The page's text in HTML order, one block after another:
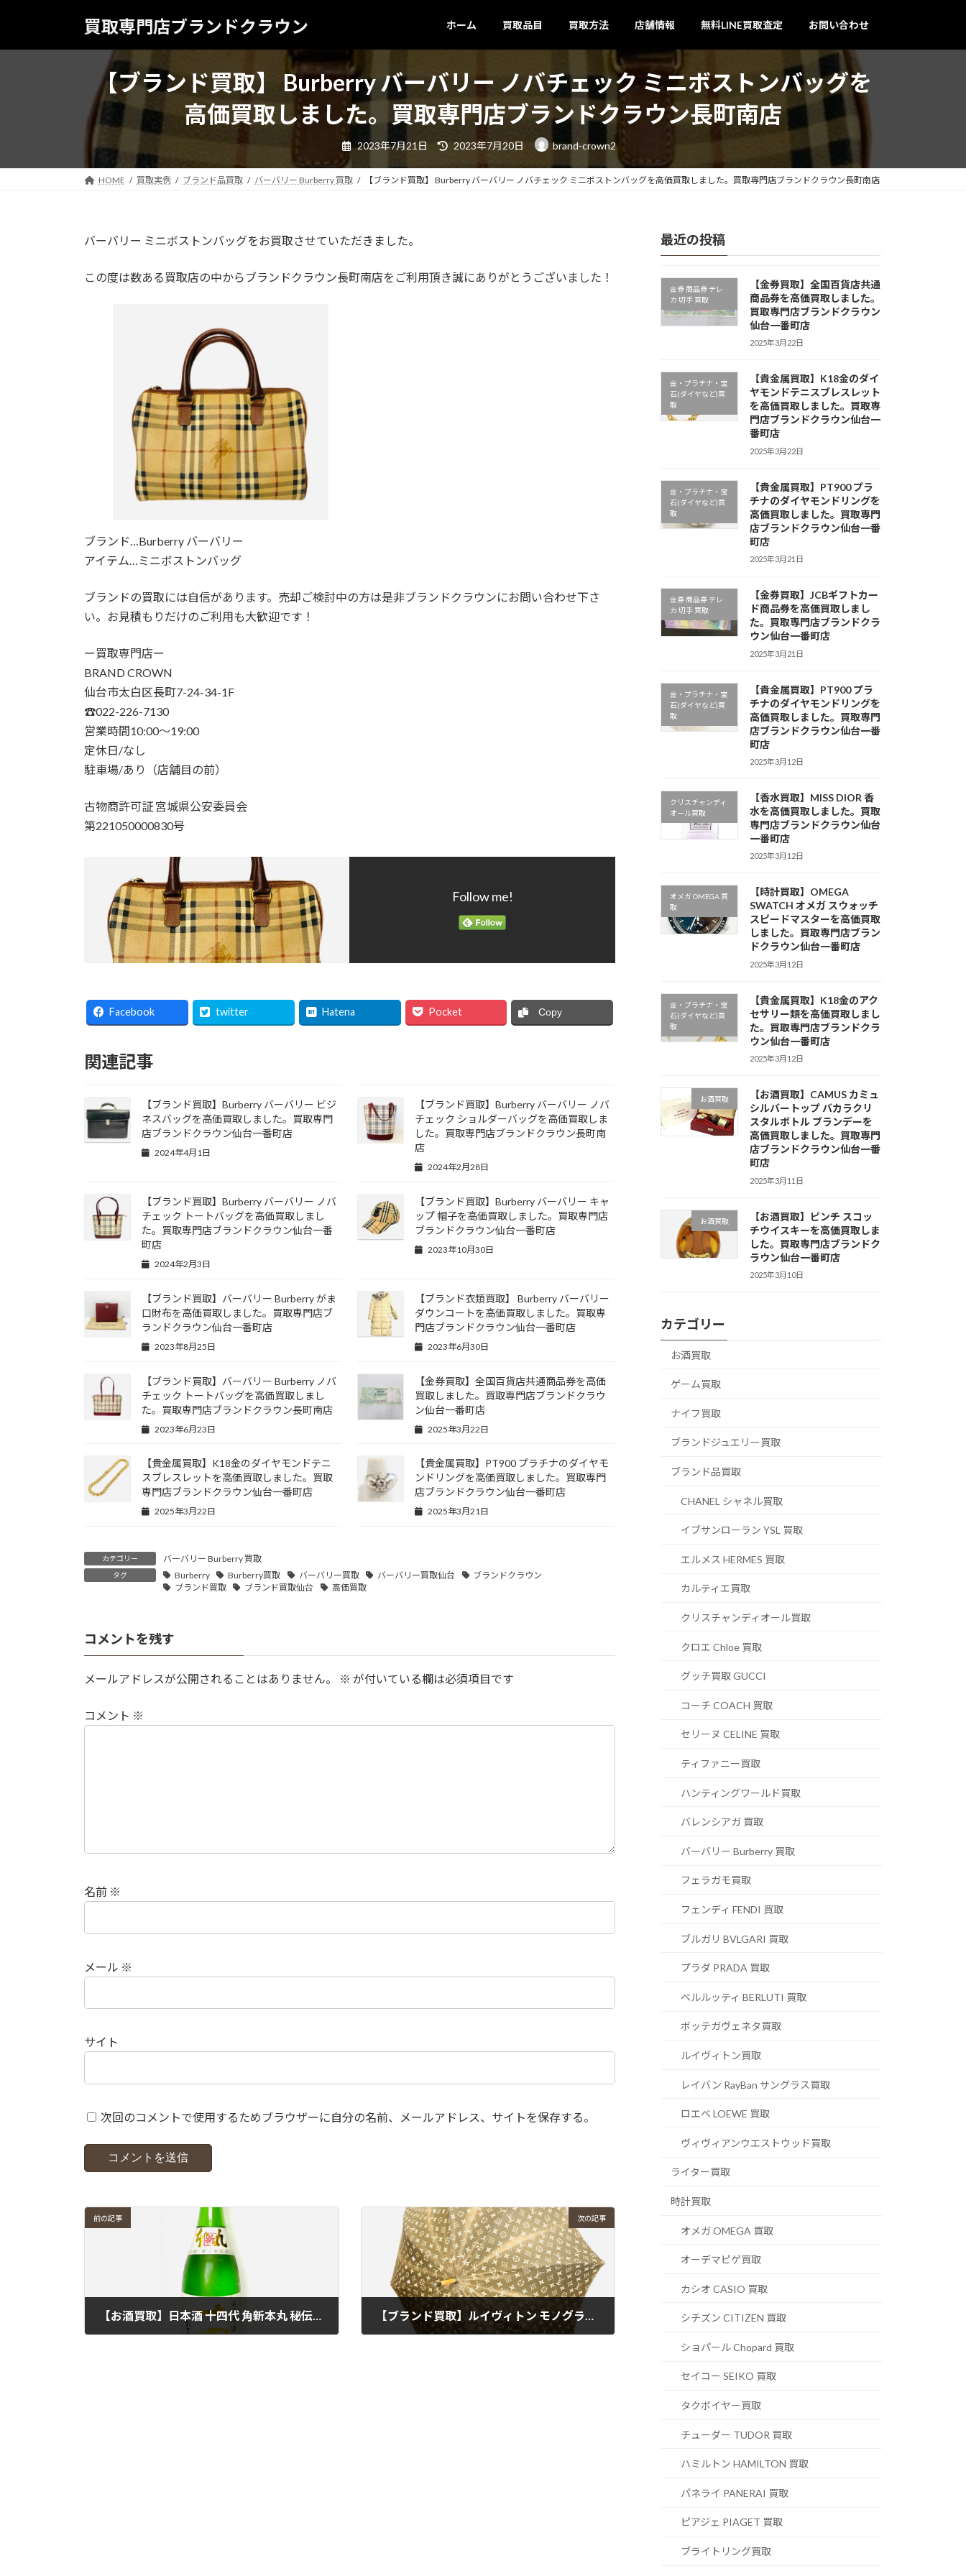
買取専門店ブランドクラウン ホーム 買取品目 買取方法 店舗情報 無料LINE買取査定 お問い合わせ
【ブランド買取】 Burberry バーバリー ノバチェック ミニボストンバッグを
高価買取しました。買取専門店ブランドクラウン長町南店
2023年7月21日
最
終
新
日
2023年7月20日 brand-crown2
HOME 買取実例 ブランド品買取 バーバリー Burberry 買取 【ブランド買取】 Burberry バーバリー ノバチェック ミニボストンバッグを高価買取しました。買取専門店ブランドクラウン長町南店
バーバリー ミニボストンバッグをお買取させていただきました。
この度は数ある買取店の中からブランドクラウン長町南店をご利用頂き誠にありがとうございました！
ブランド…Burberry バーバリー
アイテム…ミニボストンバッグ
ブランドの買取には自信があります。売却ご検討中の方は是非ブランドクラウンにお問い合わせ下さ
い。お見積もりだけのご利用も大歓迎です！
ー買取専門店ー
BRAND CROWN
仙台市太白区長町7-24-34-1F
☎︎022-226-7130
営業時間10:00〜19:00
定休日/なし
駐車場/あり（店舗目の前）
古物商許可証 宮城県公安委員会
第221050000830号
Follow me!
Facebook twitter Hatena Pocket Copy
関連記事
【ブランド買取】Burberry バーバリー ビジ
ネスバッグを高価買取しました。買取専門
店ブランドクラウン仙台一番町店
2024年4月1日
【ブランド買取】Burberry バーバリー ノバ
チェック ショルダーバッグを高価買取しま
した。買取専門店ブランドクラウン長町南
店
2024年2月28日
【ブランド買取】Burberry バーバリー ノバ
チェック トートバッグを高価買取しまし
た。買取専門店ブランドクラウン仙台一番
町店
2024年2月3日
【ブランド買取】Burberry バーバリー キャ
ップ 帽子を高価買取しました。買取専門店
ブランドクラウン仙台一番町店
2023年10月30日
【ブランド買取】バーバリー Burberry がま
口財布を高価買取しました。買取専門店ブ
ランドクラウン仙台一番町店
2023年8月25日
【ブランド衣類買取】 Burberry バーバリー
ダウンコートを高価買取しました。買取専
門店ブランドクラウン仙台一番町店
2023年6月30日
【ブランド買取】バーバリー Burberry ノバ
チェック トートバッグを高価買取しまし
た。買取専門店ブランドクラウン長町南店
2023年6月23日
【金券買取】全国百貨店共通商品券を高価
買取しました。買取専門店ブランドクラウ
ン仙台一番町店
2025年3月22日
【貴金属買取】K18金のダイヤモンドテニ
スブレスレットを高価買取しました。買取
専門店ブランドクラウン仙台一番町店
2025年3月22日
【貴金属買取】PT900 プラチナのダイヤモ
ンドリングを高価買取しました。買取専門
店ブランドクラウン仙台一番町店
2025年3月21日
カテゴリー バーバリー Burberry 買取
タグ Burberry Burberry買取 バーバリー買取 バーバリー買取仙台
ブランドクラウン
ブランド買取
ブランド買取仙台 高価買取
コメントを残す
メールアドレスが公開されることはありません。 ※ が付いている欄は必須項目です
コメント ※
名前 ※
メール ※
サイト
次回のコメントで使用するためブラウザーに自分の名前、メールアドレス、サイトを保存する。
前の記事
【お酒買取】日本酒 十四代 角新本丸 秘伝玉返し を高価買取しました。買取専門店ブランドクラウン長町南店
次の記事
【ブランド買取】ルイヴィトン モノグラム パラリュイ アンブレラ 傘を高価買取しました。買取専門店ブランドクラウン仙台一番町店
最近の投稿
金券 商品券 テレ
カ 切手 買取
【金券買取】全国百貨店共通
商品券を高価買取しました。
買取専門店ブランドクラウン
仙台一番町店
2025年3月22日
金・プラチナ・宝
石(ダイヤなど)買
取
【貴金属買取】K18金のダイ
ヤモンドテニスブレスレット
を高価買取しました。買取専
門店ブランドクラウン仙台一
番町店
2025年3月22日
金・プラチナ・宝
石(ダイヤなど)買
取
【貴金属買取】PT900 プラ
チナのダイヤモンドリングを
高価買取しました。買取専門
店ブランドクラウン仙台一番
町店
2025年3月21日
金券 商品券 テレ
カ 切手 買取
【金券買取】JCBギフトカー
ド商品券を高価買取しまし
た。買取専門店ブランドクラ
ウン仙台一番町店
2025年3月21日
金・プラチナ・宝
石(ダイヤなど)買
取
【貴金属買取】PT900 プラ
チナのダイヤモンドリングを
高価買取しました。買取専門
店ブランドクラウン仙台一番
町店
2025年3月12日
クリスチャンディ
オール買取
【香水買取】MISS DIOR 香
水を高価買取しました。買取
専門店ブランドクラウン仙台
一番町店
2025年3月12日
オメガ OMEGA 買
取
【時計買取】OMEGA
SWATCH オメガ スウォッチ
スピードマスターを高価買取
しました。買取専門店ブラン
ドクラウン仙台一番町店
2025年3月12日
金・プラチナ・宝
石(ダイヤなど)買
取
【貴金属買取】K18金のアク
セサリー類を高価買取しまし
た。買取専門店ブランドクラ
ウン仙台一番町店
2025年3月12日
お酒買取
【お酒買取】CAMUS カミュ
シルバートップ バカラクリ
スタルボトル ブランデーを
高価買取しました。買取専門
店ブランドクラウン仙台一番
町店
2025年3月11日
お酒買取
【お酒買取】ピンチ スコッ
チウイスキーを高価買取しま
した。買取専門店ブランドク
ラウン仙台一番町店
2025年3月10日
カテゴリー
お酒買取
ゲーム買取
ナイフ買取
ブランドジュエリー買取
ブランド品買取
CHANEL シャネル買取
イブサンローラン YSL 買取
エルメス HERMES 買取
カルティエ買取
クリスチャンディオール買取
クロエ Chloe 買取
グッチ買取 GUCCI
コーチ COACH 買取
セリーヌ CELINE 買取
ティファニー買取
ハンティングワールド買取
バレンシアガ 買取
バーバリー Burberry 買取
フェラガモ買取
フェンディ FENDI 買取
ブルガリ BVLGARI 買取
プラダ PRADA 買取
ベルルッティ BERLUTI 買取
ボッテガヴェネタ買取
ルイヴィトン買取
レイバン RayBan サングラス買取
ロエベ LOEWE 買取
ヴィヴィアンウエストウッド買取
ライター買取
時計買取
オメガ OMEGA 買取
オーデマピゲ買取
カシオ CASIO 買取
シチズン CITIZEN 買取
ショパール Chopard 買取
セイコー SEIKO 買取
タクボイヤー買取
チューダー TUDOR 買取
ハミルトン HAMILTON 買取
パネライ PANERAI 買取
ピアジェ PIAGET 買取
ブライトリング買取